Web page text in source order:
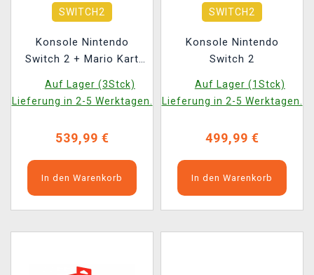
SWITCH2
Konsole Nintendo
Switch 2 + Mario Kart
Auf Lager (3Stck)
Lieferung in 2-5 Werktagen.
539,99 €
In den Warenkorb
SWITCH2
Konsole Nintendo
Switch 2
Auf Lager (1Stck)
Lieferung in 2-5 Werktagen.
499,99 €
In den Warenkorb